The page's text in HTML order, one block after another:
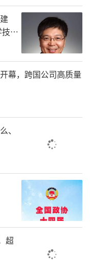
术
幕，跨国公司高质量
、
超